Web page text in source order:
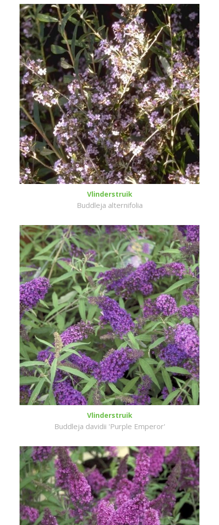
Vlinderstruik
Buddleja alternifolia
Vlinderstruik
Buddleja davidii 'Purple Emperor'